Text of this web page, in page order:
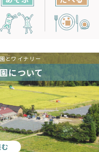
とワイナリー
について